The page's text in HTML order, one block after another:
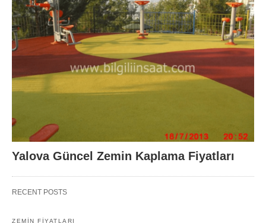
Yalova Güncel Zemin Kaplama Fiyatları
RECENT POSTS
ZEMIN FIYATLARI